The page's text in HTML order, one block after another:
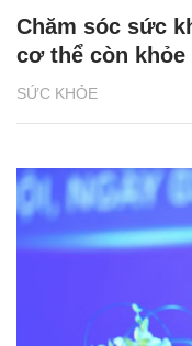
SỨC KHỎE
Chăm sóc sức
cơ thể còn khỏe